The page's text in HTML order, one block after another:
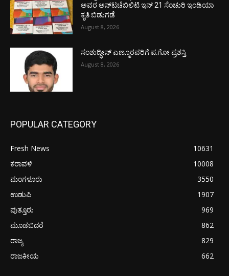
ಅವರ ಅನ್‌ಟಚೆಬಿಲಿಟಿ ಇನ್ 21 ಸೆಂಚುರಿ ಇಂಡಿಯಾ
ಕೃತಿ ಬಿಡುಗಡೆ
August 8, 2026
ಸಂಶುದ್ಧೀನ್ ಎಣ್ಮೂರವರಿಗೆ ಪ.ಗೋ ಪ್ರಶಸ್ತಿ
August 8, 2026
POPULAR CATEGORY
Fresh News
10631
ಕರಾವಳಿ
10008
ಮಂಗಳೂರು
3550
ಉಡುಪಿ
1907
ಪುತ್ತೂರು
969
ಮೂಡಬಿದರೆ
862
ರಾಜ್ಯ
829
ರಾಜಕೀಯ
662